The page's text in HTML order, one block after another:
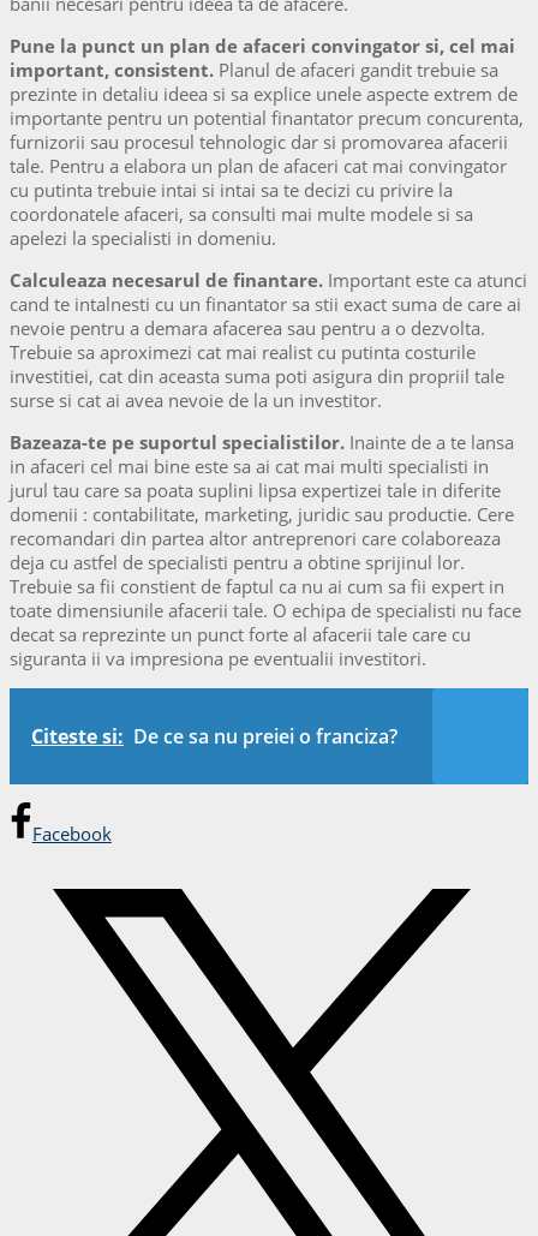
Pune la punct un plan de afaceri convingator si, cel mai
important, consistent. Planul de afaceri gandit trebuie sa
prezinte in detaliu ideea si sa explice unele aspecte extrem de
importante pentru un potential finantator precum concurenta,
furnizorii sau procesul tehnologic dar si promovarea afacerii
tale. Pentru a elabora un plan de afaceri cat mai convingator
cu putinta trebuie intai si intai sa te decizi cu privire la
coordonatele afaceri, sa consulti mai multe modele si sa
apelezi la specialisti in domeniu.
Calculeaza necesarul de finantare. Important este ca atunci
cand te intalnesti cu un finantator sa stii exact suma de care ai
nevoie pentru a demara afacerea sau pentru a o dezvolta.
Trebuie sa aproximezi cat mai realist cu putinta costurile
investitiei, cat din aceasta suma poti asigura din propriil tale
surse si cat ai avea nevoie de la un investitor.
Bazeaza-te pe suportul specialistilor. Inainte de a te lansa
in afaceri cel mai bine este sa ai cat mai multi specialisti in
jurul tau care sa poata suplini lipsa expertizei tale in diferite
domenii : contabilitate, marketing, juridic sau productie. Cere
recomandari din partea altor antreprenori care colaboreaza
deja cu astfel de specialisti pentru a obtine sprijinul lor.
Trebuie sa fii constient de faptul ca nu ai cum sa fii expert in
toate dimensiunile afacerii tale. O echipa de specialisti nu face
decat sa reprezinte un punct forte al afacerii tale care cu
siguranta ii va impresiona pe eventualii investitori.
Citeste si: De ce sa nu preiei o franciza?
Facebook